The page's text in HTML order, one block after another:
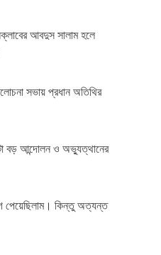
আবদুস সালাম হলে
সভায় প্রধান অতিথির
বড় আন্দোলন ও অভ্যুত্থানের
পেয়েছিলাম। কিন্তু অত্যন্ত